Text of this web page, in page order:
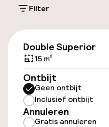
km / 0, 6 mi. De
Parador de Granada
Toegankelijkheid
Overal
Lift
Voor
geoptimaliseerde
Filter
Double Superior
15 m²
Ontbijt
Geen ontbijt
Inclusief ontbijt
Annuleren
Gratis annuleren